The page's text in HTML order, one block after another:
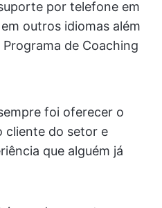
por telefone em
outros idiomas além
de Coaching
foi oferecer o
cliente do setor e
que alguém já